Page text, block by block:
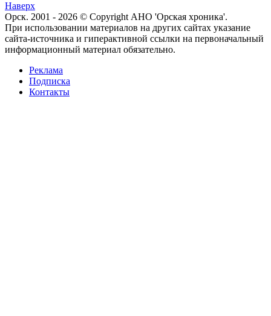
Наверх
Орск. 2001 - 2026 © Copyright АНО 'Орская хроника'.
При использовании материалов на других сайтах указание
сайта-источника и гиперактивной ссылки на первоначальный
информационный материал обязательно.
Реклама
Подписка
Контакты